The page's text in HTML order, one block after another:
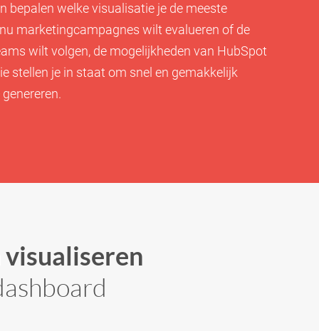
bepalen welke visualisatie je de meeste
marketingcampagnes wilt evalueren of de
wilt volgen, de mogelijkheden van HubSpot
stellen je in staat om snel en gemakkelijk